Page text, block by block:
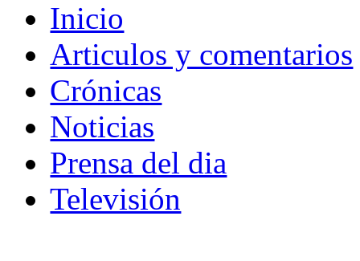
Inicio
Articulos y comentarios
Crónicas
Noticias
Prensa del dia
Televisión